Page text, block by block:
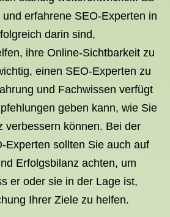
erfahrene SEO-Experten in
darin sind,
ihre Online-Sichtbarkeit zu
einen SEO-Experten zu
und Fachwissen verfügt
geben kann, wie Sie
verbessern können. Bei der
Experten sollten Sie auch auf
Erfolgsbilanz achten, um
er oder sie in der Lage ist,
Ihrer Ziele zu helfen.